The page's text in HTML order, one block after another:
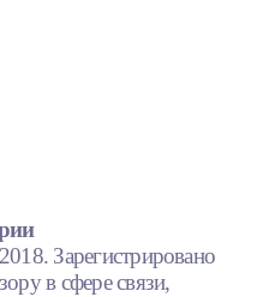
Зарегистрировано
в сфере связи,